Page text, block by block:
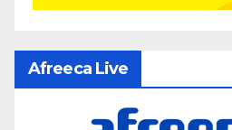
Afreeca Live